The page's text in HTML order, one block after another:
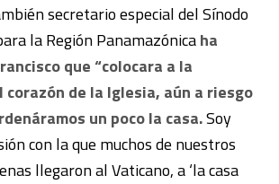
secretario especial del Sínodo
la Región Panamazónicaha
que “colocara a la
corazón de la Iglesia, aún a riesgo
un poco la casa.Soy
con la que muchos de nuestros
llegaron al Vaticano, a ‘la casa